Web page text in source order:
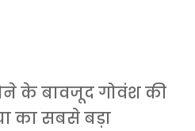
के बावजूद गोवंश की
का सबसे बड़ा